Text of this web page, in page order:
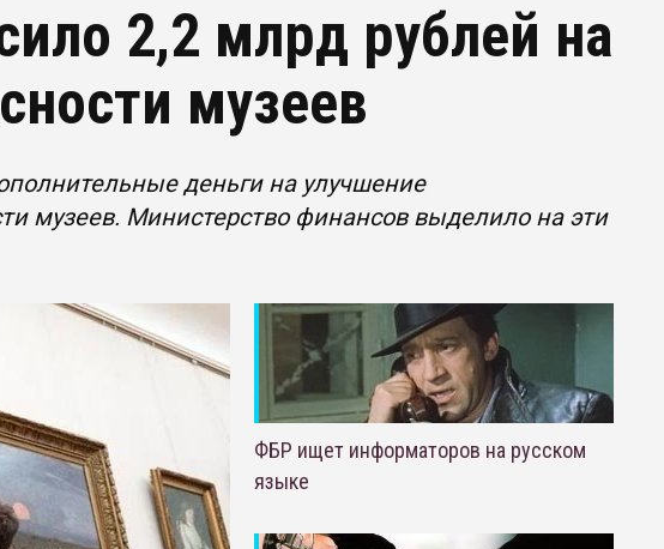
2,2 млрд рублей на
музеев
деньги на улучшение
музеев. Министерство финансов выделило на эти
ФБР ищет информаторов на русском
языке